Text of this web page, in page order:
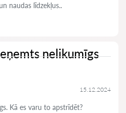
naudas līdzekļus..
nelikumīgs
15.12.2024
Kā es varu to apstrīdēt?